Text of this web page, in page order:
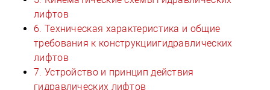
лифтов
6. Техническая характеристика и общие
требования к конструкциигидравлических
лифтов
7. Устройство и принцип действия
гидравлических лифтов